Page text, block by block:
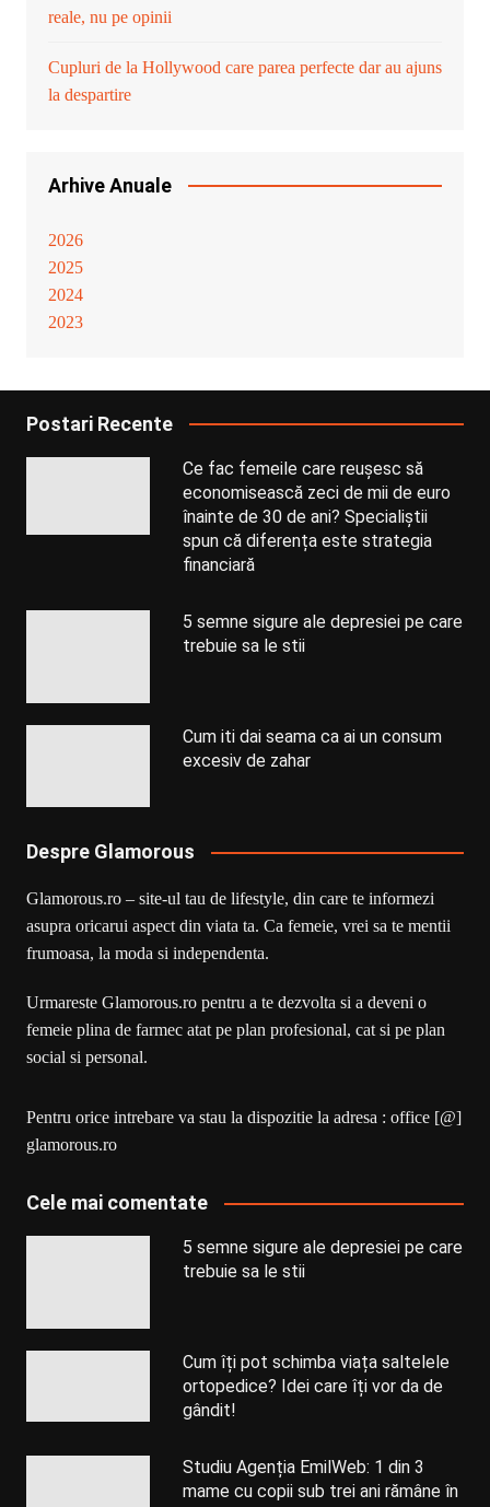
reale, nu pe opinii
Cupluri de la Hollywood care parea perfecte dar au ajuns
la despartire
Arhive Anuale
2026
2025
2024
2023
Postari Recente
Ce fac femeile care reușesc să
economisească zeci de mii de euro
înainte de 30 de ani? Specialiștii
spun că diferența este strategia
financiară
5 semne sigure ale depresiei pe care
trebuie sa le stii
Cum iti dai seama ca ai un consum
excesiv de zahar
Despre Glamorous
Glamorous.ro – site-ul tau de lifestyle, din care te informezi
asupra oricarui aspect din viata ta. Ca femeie, vrei sa te mentii
frumoasa, la moda si independenta.
Urmareste Glamorous.ro pentru a te dezvolta si a deveni o
femeie plina de farmec atat pe plan profesional, cat si pe plan
social si personal.
Pentru orice intrebare va stau la dispozitie la adresa : office [@]
glamorous.ro
Cele mai comentate
5 semne sigure ale depresiei pe care
trebuie sa le stii
Cum îți pot schimba viața saltelele
ortopedice? Idei care îți vor da de
gândit!
Studiu Agenția EmilWeb: 1 din 3
mame cu copii sub trei ani rămâne în